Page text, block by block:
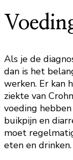
Als je de
dan is het
werken. Er kan
ziekte van
voeding
buikpijn en
moet
eten en drinken.